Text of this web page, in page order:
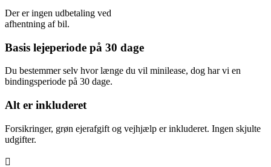
Der er ingen udbetaling ved
afhentning af bil.
Basis lejeperiode på 30 dage
Du bestemmer selv hvor længe du vil minilease, dog har vi en
bindingsperiode på 30 dage.
Alt er inkluderet
Forsikringer, grøn ejerafgift og vejhjælp er inkluderet. Ingen skjulte
udgifter.